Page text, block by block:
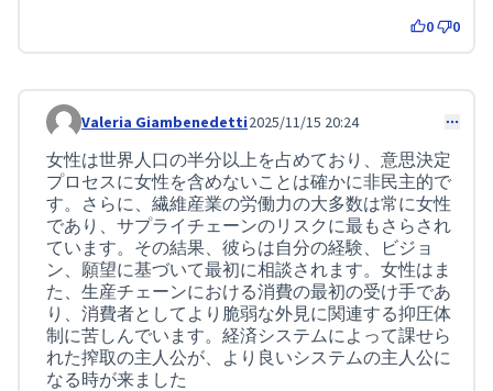
0 0
コメント 454
Valeria Giambenedetti2025/11/15 20:24
女性は世界人口の半分以上を占めており、意思決定
プロセスに女性を含めないことは確かに非民主的で
す。さらに、繊維産業の労働力の大多数は常に女性
であり、サプライチェーンのリスクに最もさらされ
ています。その結果、彼らは自分の経験、ビジョ
ン、願望に基づいて最初に相談されます。女性はま
た、生産チェーンにおける消費の最初の受け手であ
り、消費者としてより脆弱な外見に関連する抑圧体
制に苦しんでいます。経済システムによって課せら
れた搾取の主人公が、より良いシステムの主人公に
なる時が来ました